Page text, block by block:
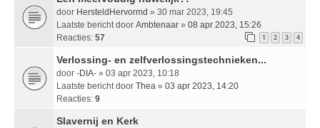
door HersteldHervormd » 30 mar 2023, 19:45
Laatste bericht door Ambtenaar » 08 apr 2023, 15:26
Reacties: 57 1 2 3 4
Verlossing- en zelfverlossingstechnieken...
door -DIA- » 03 apr 2023, 10:18
Laatste bericht door Thea » 03 apr 2023, 14:20
Reacties: 9
Slavernij en Kerk